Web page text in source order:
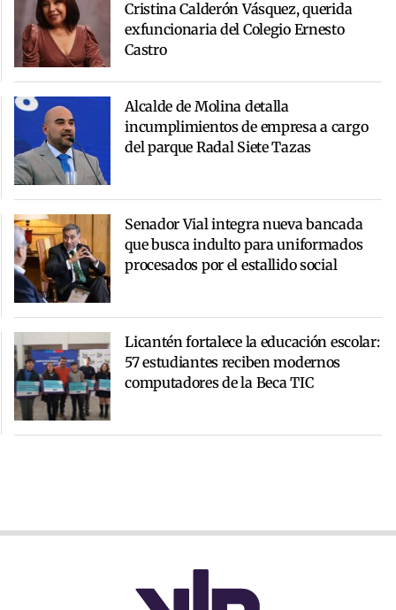
Cristina Calderón Vásquez, querida
exfuncionaria del Colegio Ernesto
Castro
Alcalde de Molina detalla
incumplimientos de empresa a cargo
del parque Radal Siete Tazas
Senador Vial integra nueva bancada
que busca indulto para uniformados
procesados por el estallido social
Licantén fortalece la educación escolar:
57 estudiantes reciben modernos
computadores de la Beca TIC